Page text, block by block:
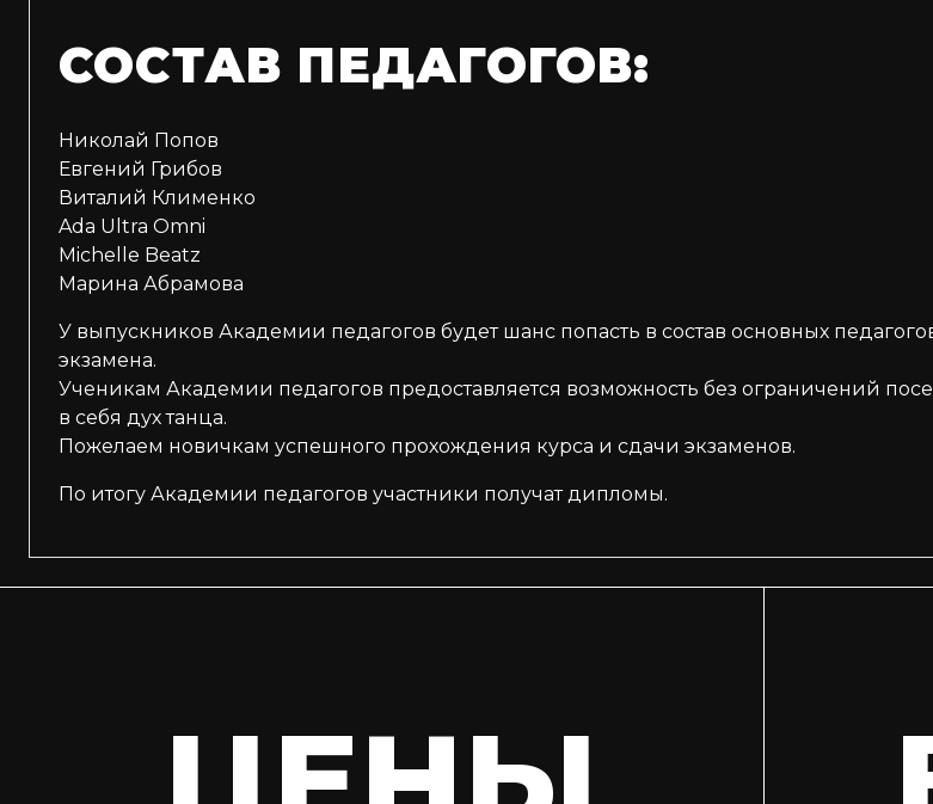
СОСТАВ ПЕДАГОГОВ:
Николай Попов
Евгений Грибов
Виталий Клименко
Ada Ultra Omni
Michelle Beatz
Марина Абрамова
У выпускников Академии педагогов будет шанс попасть в состав основных
экзамена.
Ученикам Академии педагогов предоставляется возможность без ограничений
в себя дух танца.
Пожелаем новичкам успешного прохождения курса и сдачи экзаменов.
По итогу Академии педагогов участники получат дипломы.